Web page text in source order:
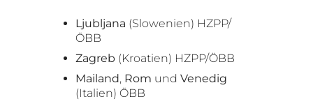
Ljubljana (Slowenien) HZPP/
ÖBB
Zagreb (Kroatien) HZPP/ÖBB
Mailand, Rom und Venedig
(Italien) ÖBB